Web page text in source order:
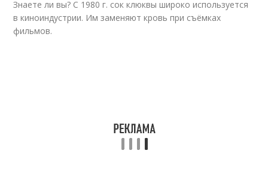
Знаете ли вы? С 1980 г. сок клюквы широко используется
в киноиндустрии. Им заменяют кровь при съёмках
фильмов.